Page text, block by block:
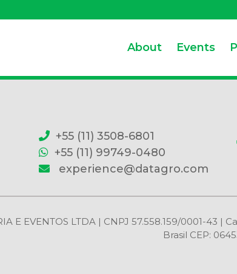
About Events
+55 (11) 3508-6801
+55 (11) 99749-0480
experience@datagro.com
E EVENTOS LTDA | CNPJ 57.558.159/0001-43
Brasil CEP: